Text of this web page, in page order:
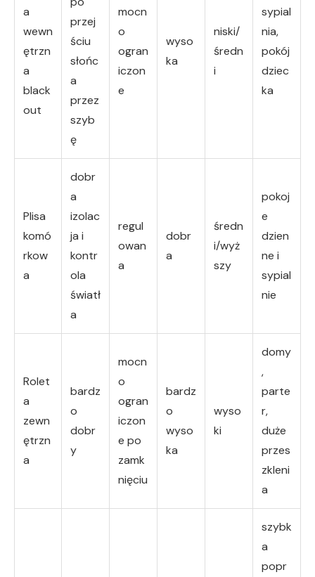
a
wewn
ętrzn
a
black
out
przej
ściu
słońc
a
przez
szyb
ę
mocn
o
ogran
iczon
e
wyso
ka
niski/
średn
i
sypial
nia,
pokój
dziec
ka
Plisa
komó
rkow
a
dobr
a
izolac
ja i
kontr
ola
światł
a
regul
owan
a
dobr
a
średn
i/wyż
szy
pokoj
e
dzien
ne i
sypial
nie
Rolet
a
zewn
ętrzn
a
bardz
o
dobr
y
mocn
o
ogran
iczon
e po
zamk
nięciu
bardz
o
wyso
ka
wyso
ki
domy
,
parte
r,
duże
przes
zkleni
a
szybk
a
popr